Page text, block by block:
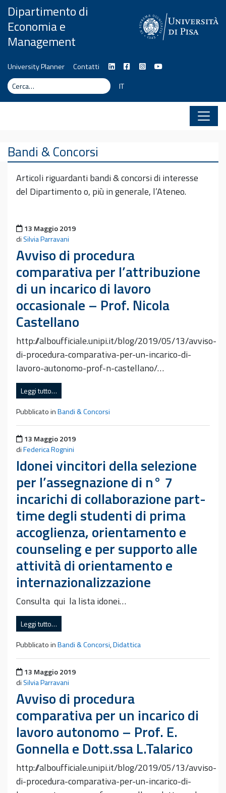
Vai al contenuto
Dipartimento di
Economia e
Management
University Planner
Contatti
Cerca
CercaIT
Bandi & Concorsi
Articoli riguardanti bandi & concorsi di interesse
del Dipartimento o, più in generale, l’Ateneo.
Pubblicato il
13 Maggio 2019
diSilvia Parravani
Avviso di procedura
comparativa per l’attribuzione
di un incarico di lavoro
occasionale – Prof. Nicola
Castellano
http://alboufficiale.unipi.it/blog/2019/05/13/avviso-
di-procedura-comparativa-per-un-incarico-di-
lavoro-autonomo-prof-n-castellano/…
Leggi tutto…
Pubblicato inBandi & Concorsi
Pubblicato il
13 Maggio 2019
diFederica Rognini
Idonei vincitori della selezione
per l’assegnazione di n° 7
incarichi di collaborazione part-
time degli studenti di prima
accoglienza, orientamento e
counseling e per supporto alle
attività di orientamento e
internazionalizzazione
Consulta qui la lista idonei…
Leggi tutto…
Pubblicato inBandi & Concorsi,Didattica
Pubblicato il
13 Maggio 2019
diSilvia Parravani
Avviso di procedura
comparativa per un incarico di
lavoro autonomo – Prof. E.
Gonnella e Dott.ssa L.Talarico
http://alboufficiale.unipi.it/blog/2019/05/13/avviso-
di-procedura-comparativa-per-un-incarico-di-